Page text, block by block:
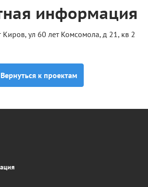
информация
Киров, ул 60 лет Комсомола, д 21, кв 2
Вернуться к проектам